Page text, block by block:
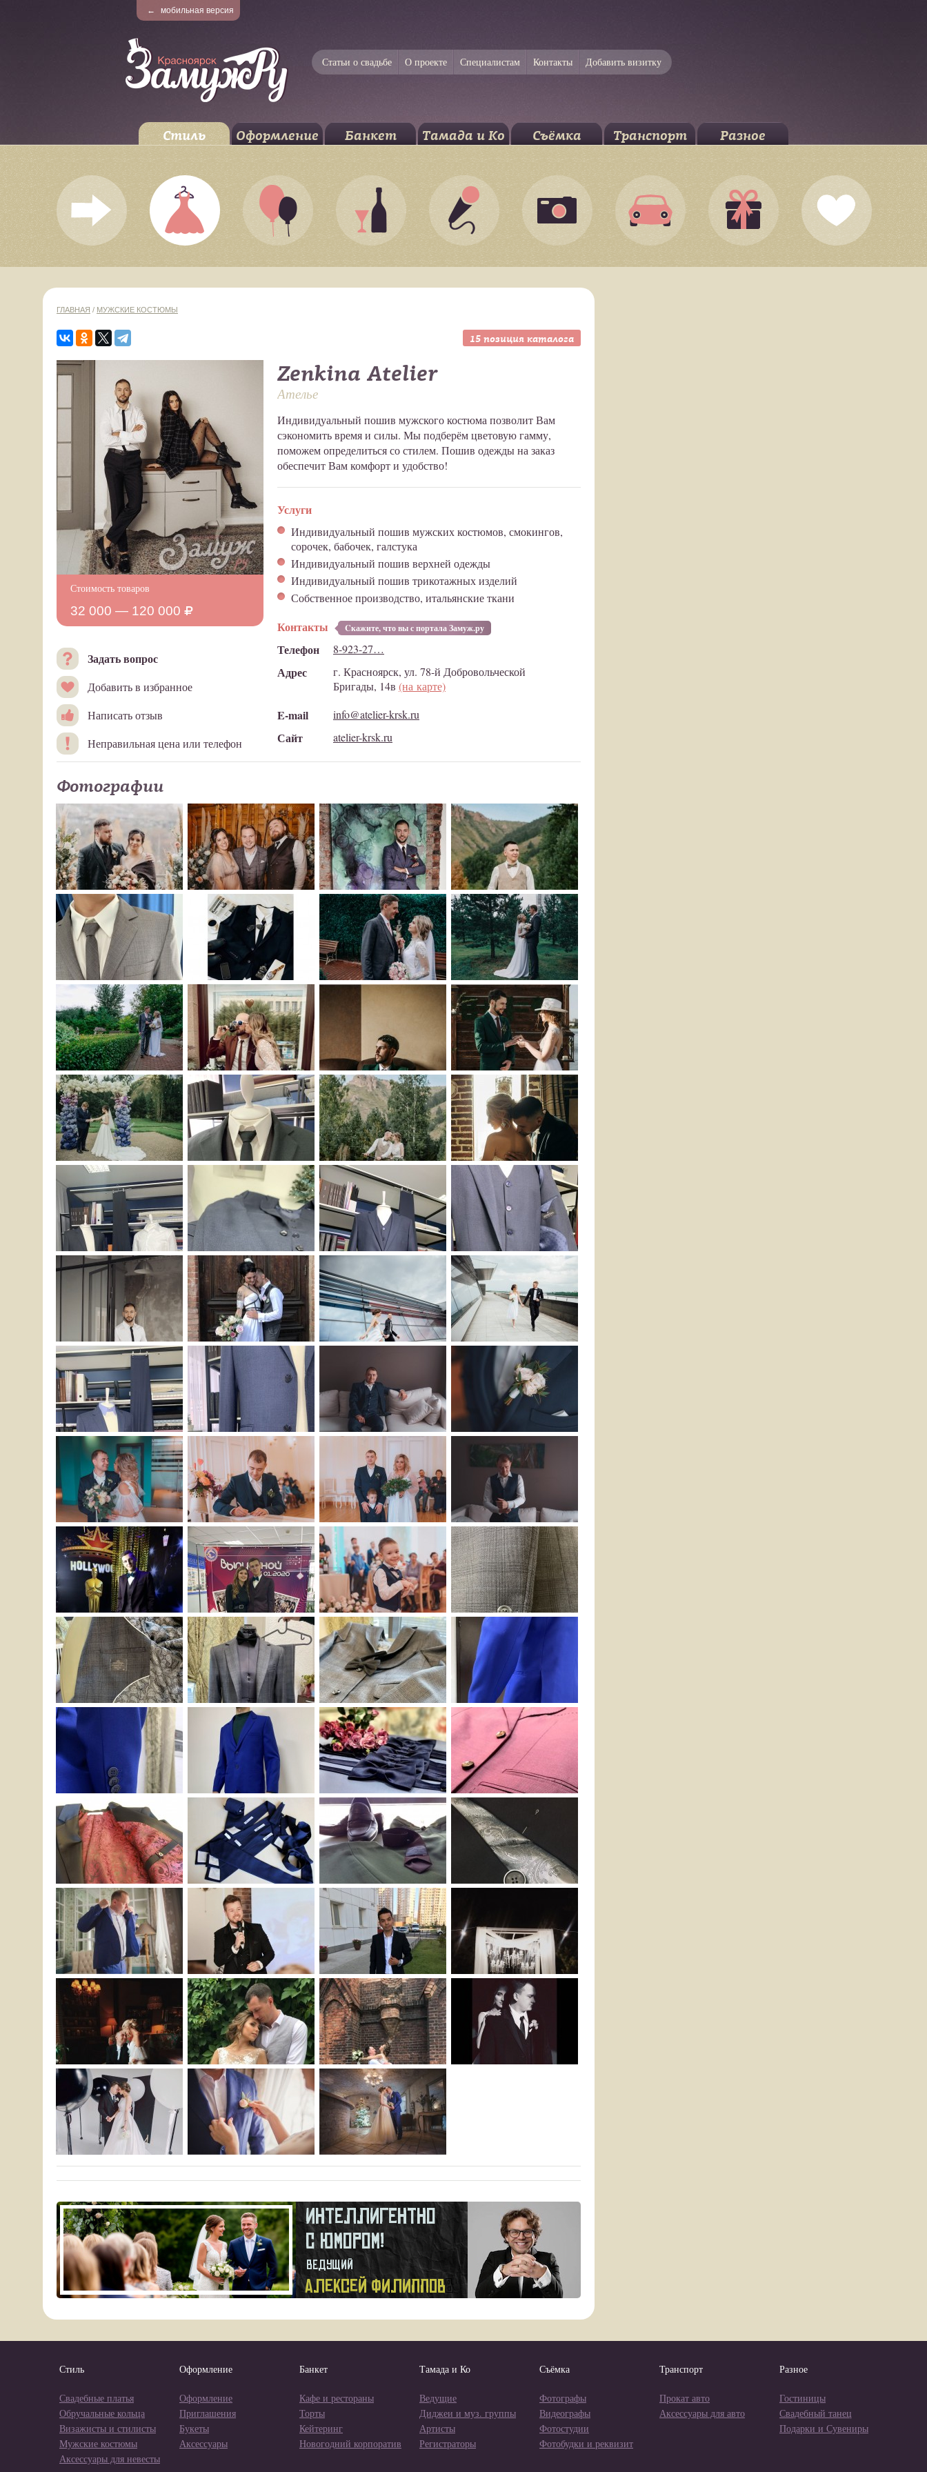
Статьи о свадьбе О проекте Специалистам Контакты Добавить визитку
← мобильная версия
Стиль Оформление Банкет Тамада и Ко Съёмка Транспорт Разное
ГЛАВНАЯ / МУЖСКИЕ КОСТЮМЫ
15 позиция каталога
Стоимость товаров
32 000 — 120 000
Задать вопрос
Добавить в избранное
Написать отзыв
Неправильная цена или телефон
Zenkina Atelier
Ателье
Индивидуальный пошив мужского костюма позволит Вам
сэкономить время и силы. Мы подберём цветовую гамму,
поможем определиться со стилем. Пошив одежды на заказ
обеспечит Вам комфорт и удобство!
Услуги
Индивидуальный пошив мужских костюмов, смокингов,
сорочек, бабочек, галстука
Индивидуальный пошив верхней одежды
Индивидуальный пошив трикотажных изделий
Собственное производство, итальянские ткани
Контакты Cкажите, что вы с портала Замуж.ру
Телефон 8-923-27…
Адрес
г. Красноярск, ул. 78-й Добровольческой
Бригады, 14в (на карте)
E-mail info@atelier-krsk.ru
Сайт atelier-krsk.ru
Фотографии
Стиль
Свадебные платья
Обручальные кольца
Визажисты и стилисты
Мужские костюмы
Аксессуары для невесты
Оформление
Оформление
Приглашения
Букеты
Аксессуары
Банкет
Кафе и рестораны
Торты
Кейтеринг
Новогодний корпоратив
Тамада и Ко
Ведущие
Диджеи и муз. группы
Артисты
Регистраторы
Съёмка
Фотографы
Видеографы
Фотостудии
Фотобудки и реквизит
Транспорт
Прокат авто
Аксессуары для авто
Разное
Гостиницы
Свадебный танец
Подарки и Сувениры